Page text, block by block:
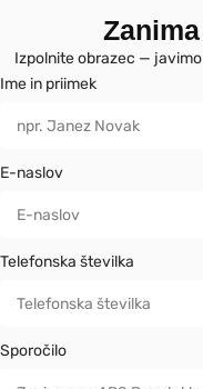
Izpolnite obrazec —
Ime in priimek
E-naslov
Telefonska številka
Sporočilo